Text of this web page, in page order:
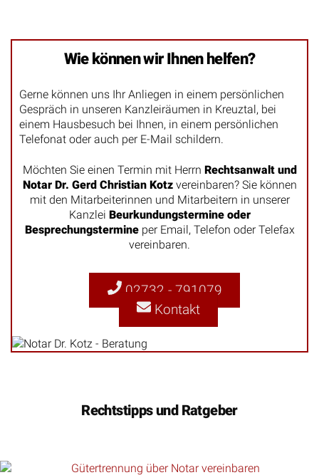
Wie können wir Ihnen helfen?
Gerne können uns Ihr Anliegen in einem persönlichen
Gespräch in unseren Kanzleiräumen in Kreuztal, bei
einem Hausbesuch bei Ihnen, in einem persönlichen
Telefonat oder auch per E-Mail schildern.
Möchten Sie einen Termin mit Herrn Rechtsanwalt und
Notar Dr. Gerd Christian Kotz vereinbaren? Sie können
mit den Mitarbeiterinnen und Mitarbeitern in unserer
Kanzlei Beurkundungstermine oder
Besprechungstermineper Email, Telefon oder Telefax
vereinbaren.
02732 - 791079
Kontakt
Rechtstipps und Ratgeber